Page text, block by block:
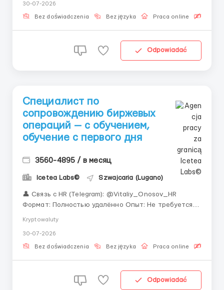
технологий и финансов. Операционный специалист
— это человек, который понимает и то, и другое.
30-07-2026
Bez doświadczenia Bez języka Praca online
Odpowiadać
Специалист по
сопровождению биржевых
операций — с обучением,
обучение с первого дня
3560-4895 / в месяц
Icetea Labs© Szwajcaria (Lugano)
👤 Связь с HR (Telegram): @Vitaliy_Onosov_HR
Формат: Полностью удалённо Опыт: Не требуется —
недель. Криптовалюты — это не хайп, а новая
реальность финансов. Присоединяйтесь к тем, кто
Kryptowaluty
30-07-2026
Bez doświadczenia Bez języka Praca online
Odpowiadać